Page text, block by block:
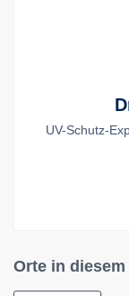
UV-Schutz-
Orte in